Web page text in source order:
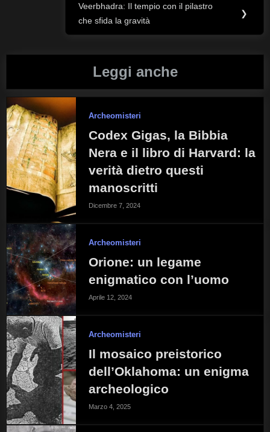
Next
Post:
Veerbhadra: Il tempio con il pilastro
che sfida la gravità
❯
Leggi anche
Archeomisteri
Codex Gigas, la Bibbia
Nera e il libro di Harvard: la
verità dietro questi
manoscritti
Dicembre 7, 2024
Archeomisteri
Orione: un legame
enigmatico con l’uomo
Aprile 12, 2024
Archeomisteri
Il mosaico preistorico
dell’Oklahoma: un enigma
archeologico
Marzo 4, 2025